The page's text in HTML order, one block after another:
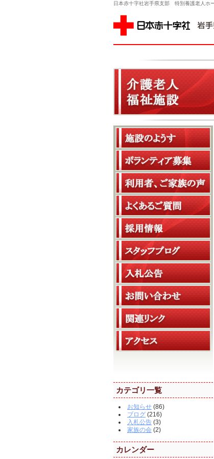
日本赤十字社岩手県支部 特別養護老人ホ
カテゴリ一覧
お知らせ (86)
ブログ (216)
入札公告 (3)
家族の会 (2)
カレンダー